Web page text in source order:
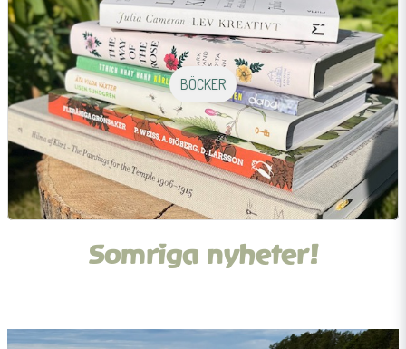
BÖCKER
Somriga nyheter!